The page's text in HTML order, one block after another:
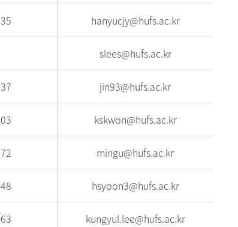
hanyucjy@hufs.ac.kr
slees@hufs.ac.kr
jin93@hufs.ac.kr
kskwon@hufs.ac.kr
mingu@hufs.ac.kr
hsyoon3@hufs.ac.kr
kungyul.lee@hufs.ac.kr